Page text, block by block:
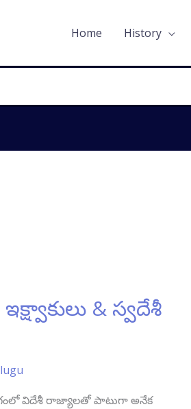
Home History
& స్వదేశీ
విదేశీ రాజ్యాలతో పాటుగా అనేక